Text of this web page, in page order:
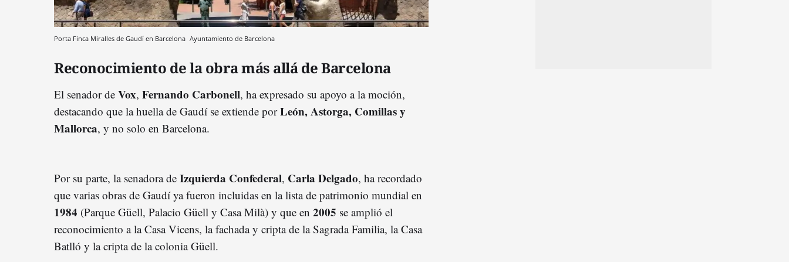
Porta Finca Miralles de Gaudí en Barcelona Ayuntamiento de Barcelona
Reconocimiento de la obra más allá de Barcelona
El senador de Vox, Fernando Carbonell, ha expresado su apoyo a la moción,
destacando que la huella de Gaudí se extiende porLeón, Astorga, Comillas y
Mallorca, y no solo en Barcelona.
Por su parte, la senadora de Izquierda Confederal, Carla Delgado, ha recordado
que varias obras de Gaudí ya fueron incluidas en la lista de patrimonio mundial en
1984 (Parque Güell, Palacio Güell y Casa Milà) y que en 2005 se amplió el
reconocimiento a la Casa Vicens, la fachada y cripta de la Sagrada Familia, la Casa
Batlló y la cripta de la colonia Güell.